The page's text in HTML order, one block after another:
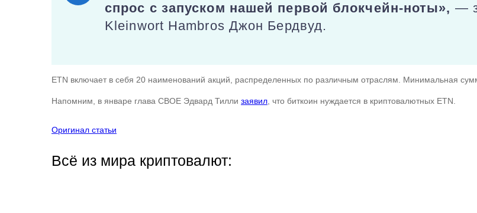
спрос с запуском нашей первой блокчейн-ноты», —
Kleinwort Hambros Джон Бердвуд.
ETN включает в себя 20 наименований акций, распределенных по различным отраслям. Минимальная
Напомним, в январе глава CBOE Эдвард Тилли заявил , что биткоин нуждается в криптовалютных ETN.
Оригинал статьи
Всё из мира криптовалют: